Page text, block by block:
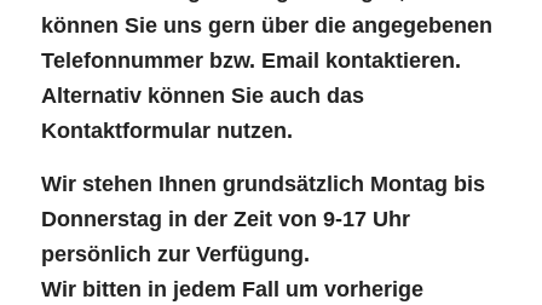
können Sie uns gern über die angegebenen
Telefonnummer bzw. Email kontaktieren.
Alternativ können Sie auch das
Kontaktformular nutzen.
Wir stehen Ihnen grundsätzlich Montag bis
Donnerstag in der Zeit von 9-17 Uhr
persönlich zur Verfügung.
Wir bitten in jedem Fall um vorherige